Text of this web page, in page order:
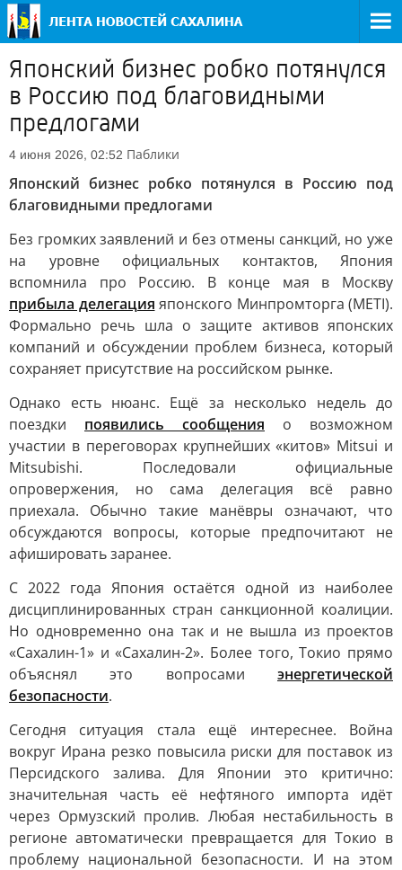
Японский бизнес робко потянулся
в Россию под благовидными
предлогами
4 июня 2026, 02:52 Паблики
Японский бизнес робко потянулся в Россию под
благовидными предлогами
Без громких заявлений и без отмены санкций, но уже
на уровне официальных контактов, Япония
вспомнила про Россию. В конце мая в Москву
прибыла делегация японского Минпромторга (METI).
Формально речь шла о защите активов японских
компаний и обсуждении проблем бизнеса, который
сохраняет присутствие на российском рынке.
Однако есть нюанс. Ещё за несколько недель до
поездки появились сообщения о возможном
участии в переговорах крупнейших «китов» Mitsui и
Mitsubishi. Последовали официальные
опровержения, но сама делегация всё равно
приехала. Обычно такие манёвры означают, что
обсуждаются вопросы, которые предпочитают не
афишировать заранее.
С 2022 года Япония остаётся одной из наиболее
дисциплинированных стран санкционной коалиции.
Но одновременно она так и не вышла из проектов
«Сахалин-1» и «Сахалин-2». Более того, Токио прямо
объяснял это вопросами энергетической
безопасности.
Сегодня ситуация стала ещё интереснее. Война
вокруг Ирана резко повысила риски для поставок из
Персидского залива. Для Японии это критично:
значительная часть её нефтяного импорта идёт
через Ормузский пролив. Любая нестабильность в
регионе автоматически превращается для Токио в
проблему национальной безопасности. И на этом